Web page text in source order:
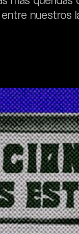
nuestros